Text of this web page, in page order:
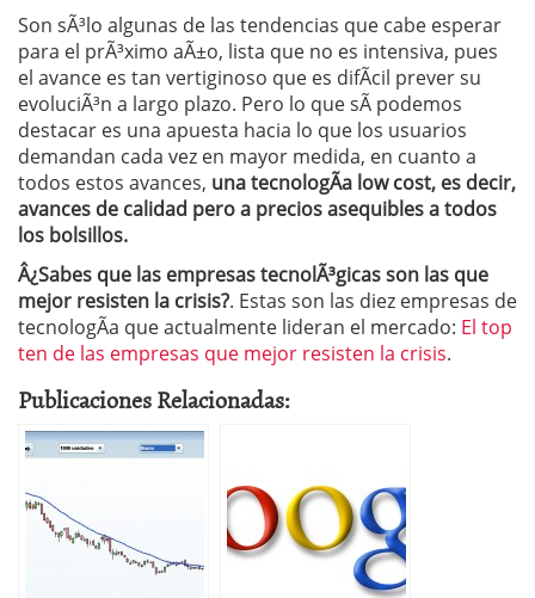
Son sÃ³lo algunas de las tendencias que cabe esperar
para el prÃ³ximo aÃ±o, lista que no es intensiva, pues
el avance es tan vertiginoso que es difÃ­cil prever su
evoluciÃ³n a largo plazo. Pero lo que sÃ­ podemos
destacar es una apuesta hacia lo que los usuarios
demandan cada vez en mayor medida, en cuanto a
todos estos avances, una tecnologÃ­a low cost, es decir,
avances de calidad pero a precios asequibles a todos
los bolsillos.
Â¿Sabes que las empresas tecnolÃ³gicas son las que
mejor resisten la crisis?. Estas son las diez empresas de
tecnologÃ­a que actualmente lideran el mercado: El top
ten de las empresas que mejor resisten la crisis.
Publicaciones Relacionadas: